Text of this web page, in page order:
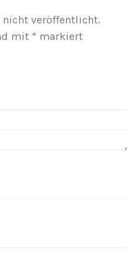
nicht veröffentlicht.
mit * markiert